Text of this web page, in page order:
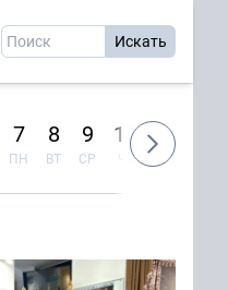
7
ПН
8
ВТ
9
СР
10
ЧТ
11
ПТ